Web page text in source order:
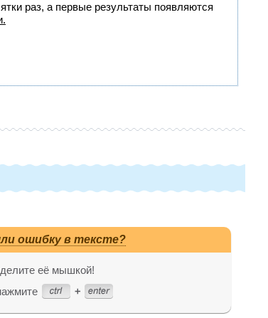
раз, а первые результаты появляются
ошибку в тексте?
её мышкой!